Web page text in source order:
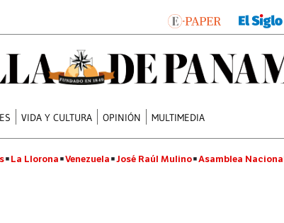
VIDA Y CULTURA OPINIÓN MULTIMEDIA
La Llorona Venezuela José Raúl Mulino Asamblea